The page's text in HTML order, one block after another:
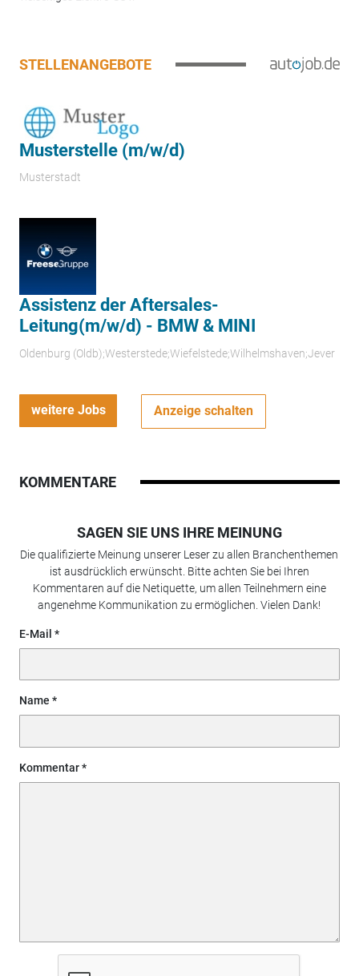
STELLENANGEBOTE
Musterstelle (m/w/d)
Musterstadt
Assistenz der Aftersales-
Leitung(m/w/d) - BMW & MINI
Oldenburg (Oldb);Westerstede;Wiefelstede;Wilhelmshaven;Jever
weitere Jobs Anzeige schalten
KOMMENTARE
SAGEN SIE UNS IHRE MEINUNG
Die qualifizierte Meinung unserer Leser zu allen Branchenthemen
ist ausdrücklich erwünscht. Bitte achten Sie bei Ihren
Kommentaren auf die Netiquette, um allen Teilnehmern eine
angenehme Kommunikation zu ermöglichen. Vielen Dank!
E-Mail
Name
Kommentar